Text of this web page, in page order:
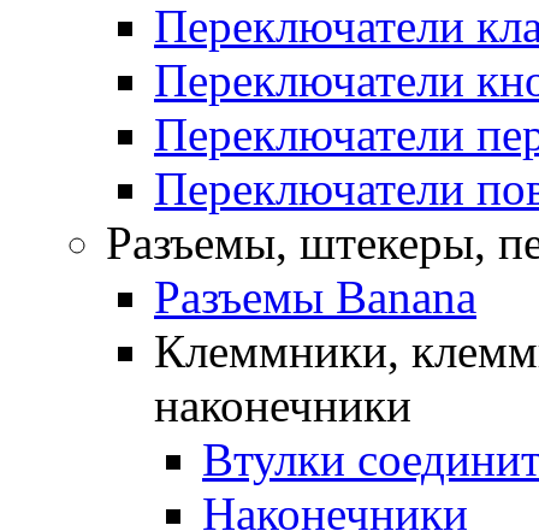
Переключатели
Переключатели
Переключатели
Переключатели
Разъемы, штекеры,
Разъемы Banana
Клеммники,
наконечники
Втулки
Наконечники